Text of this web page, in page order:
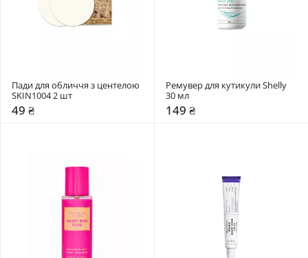
Пади для обличчя з центелою
SKIN1004 2 шт
49 ₴
Ремувер для кутикули Shelly
149 ₴